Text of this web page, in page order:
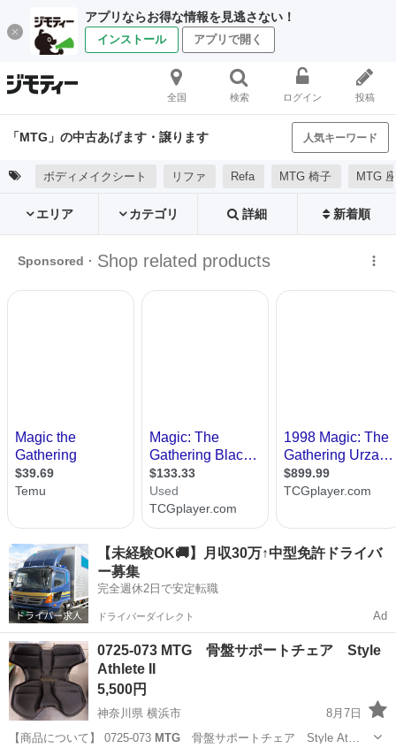
アプリならお得な情報を見逃さない！
インストール アプリで開く
全国 検索 ログイン 投稿
「MTG」の中古あげます・譲ります 人気キーワード
ボディメイクシート リファ Refa MTG 椅子 MTG
エリア カテゴリ 詳細 新着順
【未経験OK🚚】月収30万↑中型免許ドライバ
ー募集
完全週休2日で安定転職
ドライバーダイレクト Ad
0725-073 MTG 骨盤サポートチェア Style
Athlete II
5,500円
神奈川県 横浜市
8月7日
【商品について】 0725-073 MTG骨盤サポートチェア Style At…